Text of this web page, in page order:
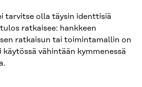
tarvitse olla täysin identtisiä
ratkaisee: hankkeen
ratkaisun tai toimintamallin on
vähintään kymmenessä